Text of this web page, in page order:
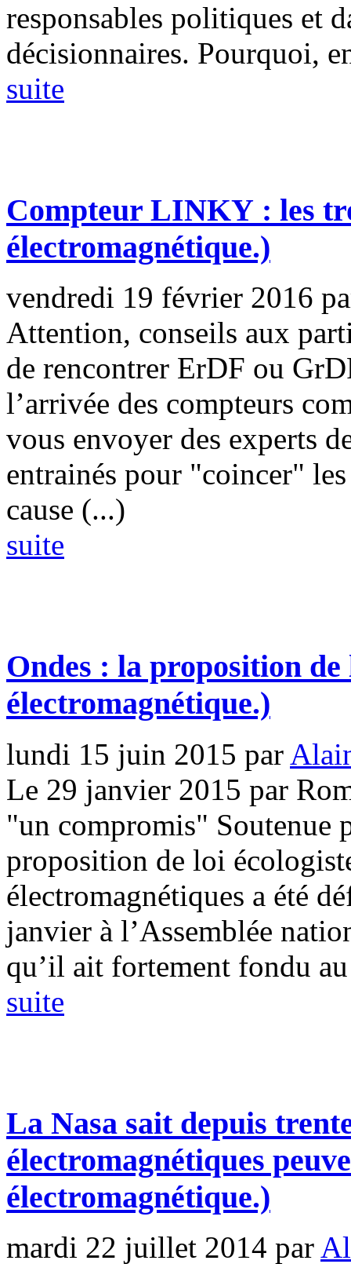
responsables politiques et
décisionnaires. Pourquoi,
suite
Compteur LINKY : les
électromagnétique.)
vendredi 19 février 2016
Attention, conseils aux
de rencontrer ErDF ou
l’arrivée des compteurs
vous envoyer des experts
entrainés pour "coincer"
cause (...)
suite
Ondes : la proposition de
électromagnétique.)
lundi 15 juin 2015 par
Le 29 janvier 2015 par
"un compromis" Soutenue
proposition de loi
électromagnétiques a été
janvier à l’Assemblée
qu’il ait fortement fondu
suite
La Nasa sait depuis
électromagnétiques
électromagnétique.)
mardi 22 juillet 2014 par